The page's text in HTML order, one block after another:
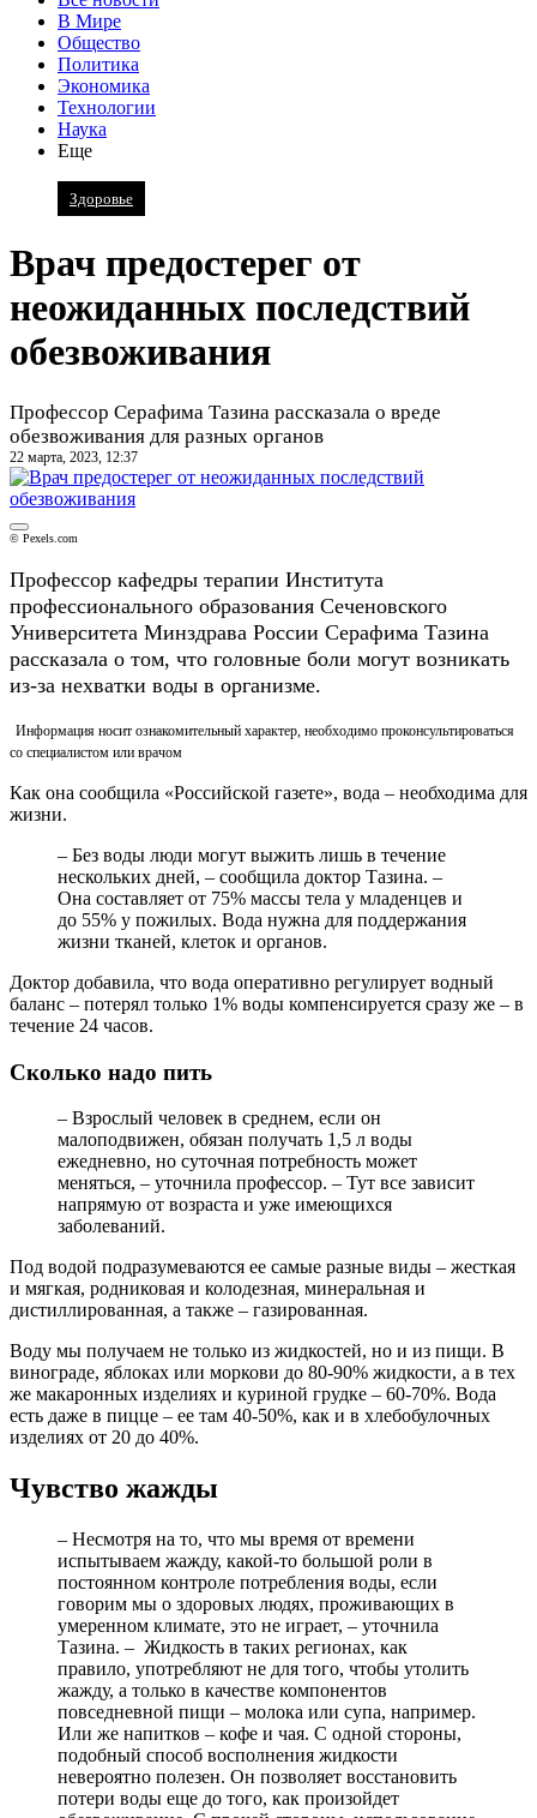
В Мире
Общество
Политика
Экономика
Технологии
Наука
Еще
Здоровье
Врач предостерег от
неожиданных последствий
обезвоживания
Профессор Серафима Тазина рассказала о вреде
обезвоживания для разных органов
22 марта, 2023, 12:37
© Pexels.com
Профессор кафедры терапии Института
профессионального образования Сеченовского
Университета Минздрава России Серафима Тазина
рассказала о том, что головные боли могут возникать
из-за нехватки воды в организме.
Информация носит ознакомительный характер, необходимо проконсультироваться
со специалистом или врачом
Как она сообщила «Российской газете», вода – необходима для
жизни.
– Без воды люди могут выжить лишь в течение
нескольких дней, – сообщила доктор Тазина. –
Она составляет от 75% массы тела у младенцев и
до 55% у пожилых. Вода нужна для поддержания
жизни тканей, клеток и органов.
Доктор добавила, что вода оперативно регулирует водный
баланс – потерял только 1% воды компенсируется сразу же – в
течение 24 часов.
Сколько надо пить
– Взрослый человек в среднем, если он
малоподвижен, обязан получать 1,5 л воды
ежедневно, но суточная потребность может
меняться, – уточнила профессор. – Тут все зависит
напрямую от возраста и уже имеющихся
заболеваний.
Под водой подразумеваются ее самые разные виды – жесткая
и мягкая, родниковая и колодезная, минеральная и
дистиллированная, а также – газированная.
Воду мы получаем не только из жидкостей, но и из пищи. В
винограде, яблоках или моркови до 80-90% жидкости, а в тех
же макаронных изделиях и куриной грудке – 60-70%. Вода
есть даже в пицце – ее там 40-50%, как и в хлебобулочных
изделиях от 20 до 40%.
Чувство жажды
– Несмотря на то, что мы время от времени
испытываем жажду, какой-то большой роли в
постоянном контроле потребления воды, если
говорим мы о здоровых людях, проживающих в
умеренном климате, это не играет, – уточнила
Тазина. – Жидкость в таких регионах, как
правило, употребляют не для того, чтобы утолить
жажду, а только в качестве компонентов
повседневной пищи – молока или супа, например.
Или же напитков – кофе и чая. С одной стороны,
подобный способ восполнения жидкости
невероятно полезен. Он позволяет восстановить
потери воды еще до того, как произойдет